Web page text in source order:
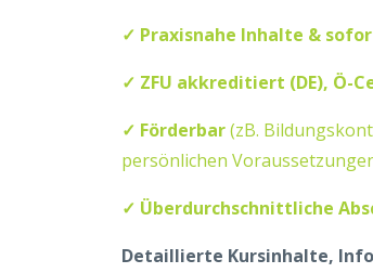
✓ Praxisnahe Inhalte &
✓ ZFU akkreditiert (DE), Ö-
✓ Förderbar(zB.
persönlichen
✓ Überdurchschnittliche
Detaillierte Kursinhalte,